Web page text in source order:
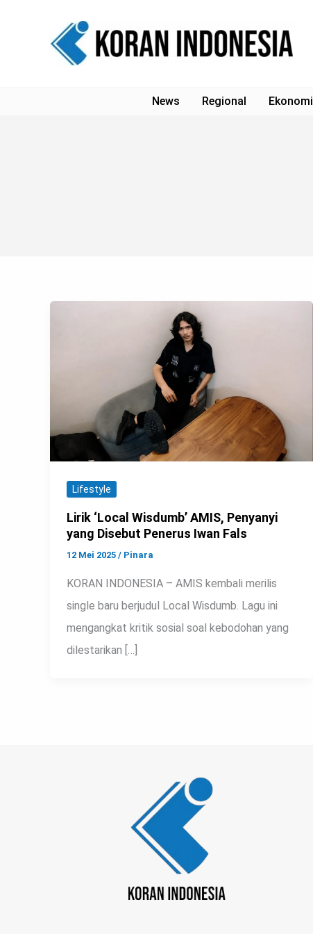
News Regional Ekonomi
Lifestyle
Lirik ‘Local Wisdumb’ AMIS, Penyanyi
yang Disebut Penerus Iwan Fals
12 Mei 2025 / Pinara
KORAN INDONESIA – AMIS kembali merilis
single baru berjudul Local Wisdumb. Lagu ini
mengangkat kritik sosial soal kebodohan yang
dilestarikan […]